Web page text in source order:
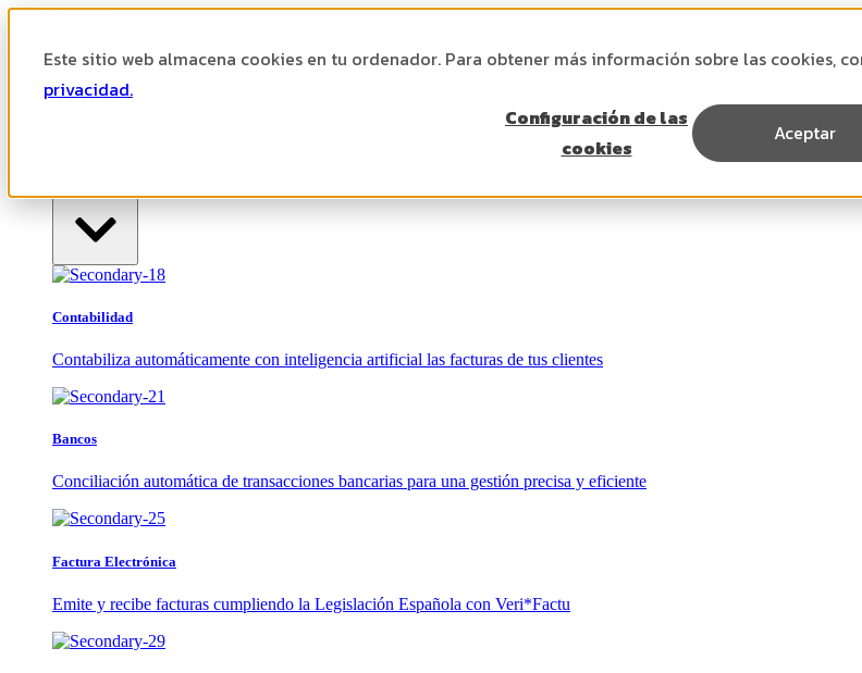
Este sitio web almacena cookies en tu ordenador. Para obtener más información sobre las cookies,
privacidad.
Configuración de las
cookies
Aceptar
Skip to content
Ayuda
Contabilidad
Contabiliza automáticamente con inteligencia artificial las facturas de tus clientes
Bancos
Conciliación automática de transacciones bancarias para una gestión precisa y eficiente
Factura Electrónica
Emite y recibe facturas cumpliendo la Legislación Española con Veri*Factu